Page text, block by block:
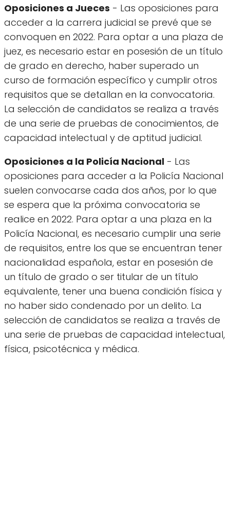
Oposiciones a Jueces - Las oposiciones para
acceder a la carrera judicial se prevé que se
convoquen en 2022. Para optar a una plaza de
juez, es necesario estar en posesión de un título
de grado en derecho, haber superado un
curso de formación específico y cumplir otros
requisitos que se detallan en la convocatoria.
La selección de candidatos se realiza a través
de una serie de pruebas de conocimientos, de
capacidad intelectual y de aptitud judicial.
Oposiciones a la Policía Nacional - Las
oposiciones para acceder a la Policía Nacional
suelen convocarse cada dos años, por lo que
se espera que la próxima convocatoria se
realice en 2022. Para optar a una plaza en la
Policía Nacional, es necesario cumplir una serie
de requisitos, entre los que se encuentran tener
nacionalidad española, estar en posesión de
un título de grado o ser titular de un título
equivalente, tener una buena condición física y
no haber sido condenado por un delito. La
selección de candidatos se realiza a través de
una serie de pruebas de capacidad intelectual,
física, psicotécnica y médica.